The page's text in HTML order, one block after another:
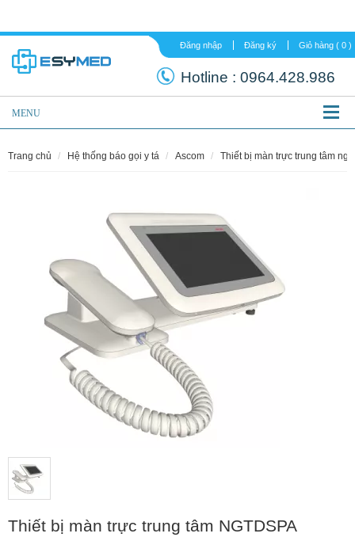
Đăng nhập Đăng ký
Hotline :
MENU
trang chủ hệ thống báo gọi y tá ascom thiết bị màn trực trung tâm
Thiết bị màn trực trung tâm NGTDSPA